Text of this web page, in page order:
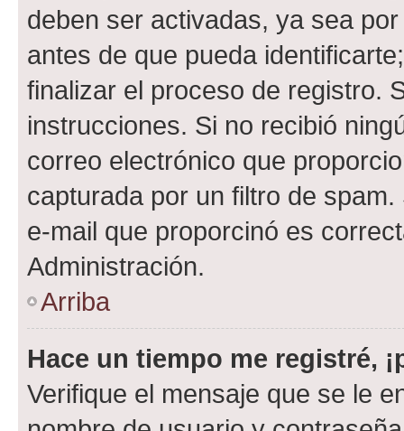
deben ser activadas, ya sea
antes de que pueda
finalizar el proceso de registro.
instrucciones. Si no recibió
correo electrónico que
capturada por un filtro de
e-mail que proporcinó es
Administración.
Arriba
Hace un tiempo me registré,
Verifique el mensaje que se le